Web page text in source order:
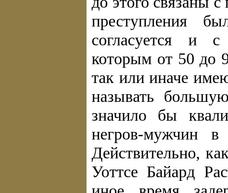
преступления
согласуется и
которым от 50 до
так или иначе
называть
значило бы
негров-мужчин
Действительно,
Уоттсе Байард